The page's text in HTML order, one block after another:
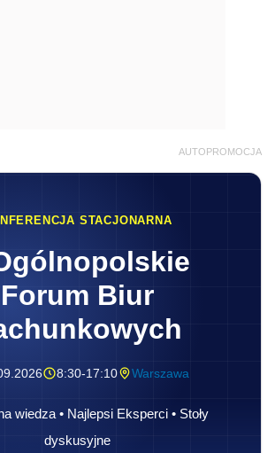
AUTOPROMOCJA
STACJONARNA
Forum Biur
8:30-17:10 Warszawa
wiedza • Najlepsi Eksperci • Stoły
dyskusyjne